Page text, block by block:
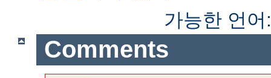
가능한 언
Comments